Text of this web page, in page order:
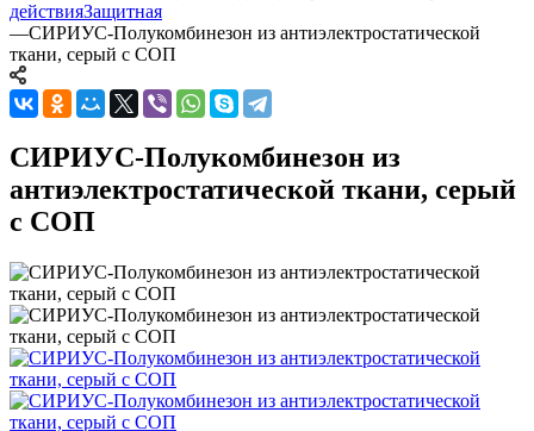
действияЗащитная
—СИРИУС-Полукомбинезон из антиэлектростатической
ткани, серый с СОП
СИРИУС-Полукомбинезон из
антиэлектростатической ткани, серый
с СОП